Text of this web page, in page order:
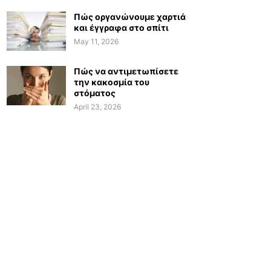
Πώς οργανώνουμε χαρτιά
και έγγραφα στο σπίτι
May 11, 2026
Πώς να αντιμετωπίσετε
την κακοσμία του
στόματος
April 23, 2026